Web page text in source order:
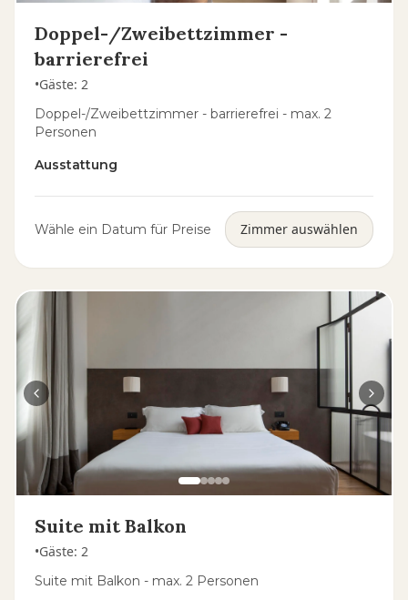
Doppel-/Zweibettzimmer -
barrierefrei
•Gäste: 2
Doppel-/Zweibettzimmer - barrierefrei - max. 2
Personen
Ausstattung
Wähle ein Datum für Preise Zimmer auswählen
Suite mit Balkon
•Gäste: 2
Suite mit Balkon - max. 2 Personen